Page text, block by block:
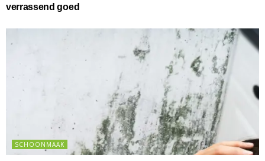
verrassend goed
SCHOONMAAK